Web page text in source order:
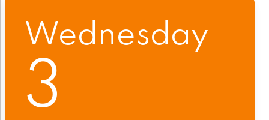
Wednesday
3